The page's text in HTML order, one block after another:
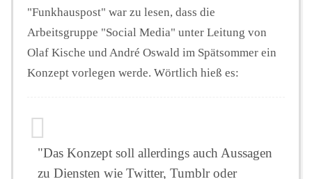
"Funkhauspost" war zu lesen, dass die
Arbeitsgruppe "Social Media" unter Leitung von
Olaf Kische und André Oswald im Spätsommer ein
Konzept vorlegen werde. Wörtlich hieß es:
"Das Konzept soll allerdings auch Aussagen
zu Diensten wie Twitter, Tumblr oder